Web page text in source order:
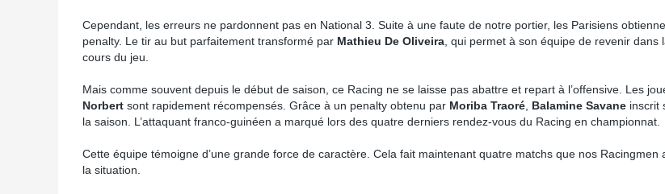
Cependant, les erreurs ne pardonnent pas en National 3. Suite à une faute de notre portier, les Parisiens
penalty. Le tir au but parfaitement transformé par Mathieu De Oliveira , qui permet à son équipe de revenir dans
cours du jeu.
Mais comme souvent depuis le début de saison, ce Racing ne se laisse pas abattre et repart à l’offensive. Les
Norbert sont rapidement récompensés. Grâce à un penalty obtenu par Moriba Traoré Balamine Savane inscrit
la saison. L’attaquant franco-guinéen a marqué lors des quatre derniers rendez-vous du Racing en championnat.
Cette équipe témoigne d’une grande force de caractère. Cela fait maintenant quatre matchs que nos Racingmen
la situation.